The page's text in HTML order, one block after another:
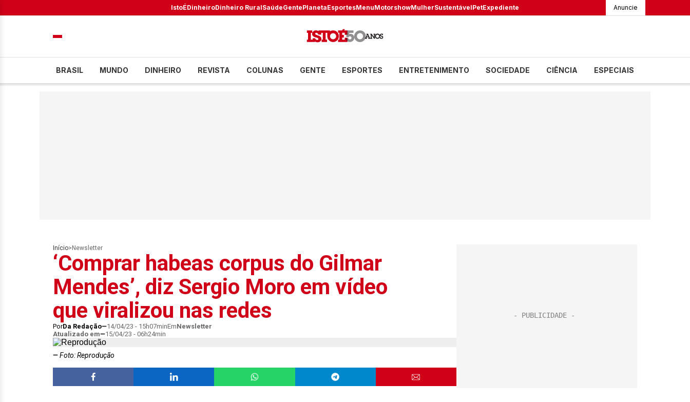
IstoÉDinheiroDinheiro RuralSaúdeGentePlanetaEsportesMenuMotorshowMulherSustentávelPetExpediente Anuncie
BRASIL MUNDO DINHEIRO REVISTA COLUNAS GENTE ESPORTES ENTRETENIMENTO SOCIEDADE CIÊNCIA ESPECIAIS
Início> Newsletter
‘Comprar habeas corpus do Gilmar
Mendes’, diz Sergio Moro em vídeo
que viralizou nas redes
PorDa Redação 14/04/23 - 15h07minEmNewsletter
Atualizado em
15/04/23 - 06h24min
Foto: Reprodução